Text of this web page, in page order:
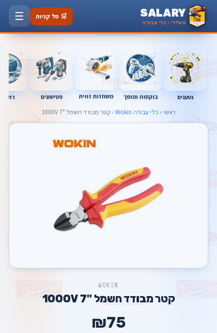
SALARY
סאלרי · כלי עבודה
🛒 סל קניות ☰
נטענים בוקסות ומוסך משחזות זווית פטישונים
ראשי › כלי עבודה Wokin › קטר מבודד חשמל "7 1000V
WOKIN
קטר מבודד חשמל "7 1000V
₪75